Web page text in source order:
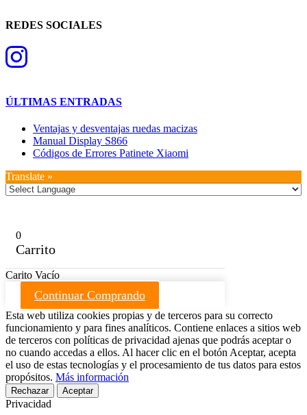
REDES SOCIALES
ÚLTIMAS ENTRADAS
Ventajas y desventajas ruedas macizas
Manual Display S866
Códigos de Errores Patinete Xiaomi
Translate »
0
Carrito
Carito Vacío
Continuar Comprando
Esta web utiliza cookies propias y de terceros para su correcto
funcionamiento y para fines analíticos. Contiene enlaces a sitios web
de terceros con políticas de privacidad ajenas que podrás aceptar o
no cuando accedas a ellos. Al hacer clic en el botón Aceptar, acepta
el uso de estas tecnologías y el procesamiento de tus datos para estos
propósitos. Más información
Rechazar Aceptar
Privacidad